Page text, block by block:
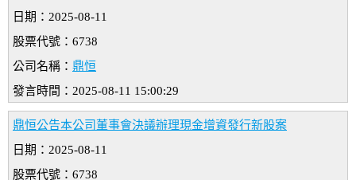
日期：2025-08-11
股票代號：6738
公司名稱： 鼎恒
發言時間：2025-08-11 15:00:29
鼎恒公告本公司董事會決議辦理現金增資發行新股案
日期：2025-08-11
股票代號：6738